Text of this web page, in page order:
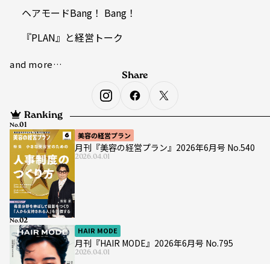
ヘアモードBang！ Bang！
『PLAN』と経営トーク
and more…
Ranking
美容の経営プラン
月刊『美容の経営プラン』2026年6月号 No.540
2026.04.01
No.
HAIR MODE
月刊『HAIR MODE』2026年6月号 No.795
2026.04.01
No.
Share